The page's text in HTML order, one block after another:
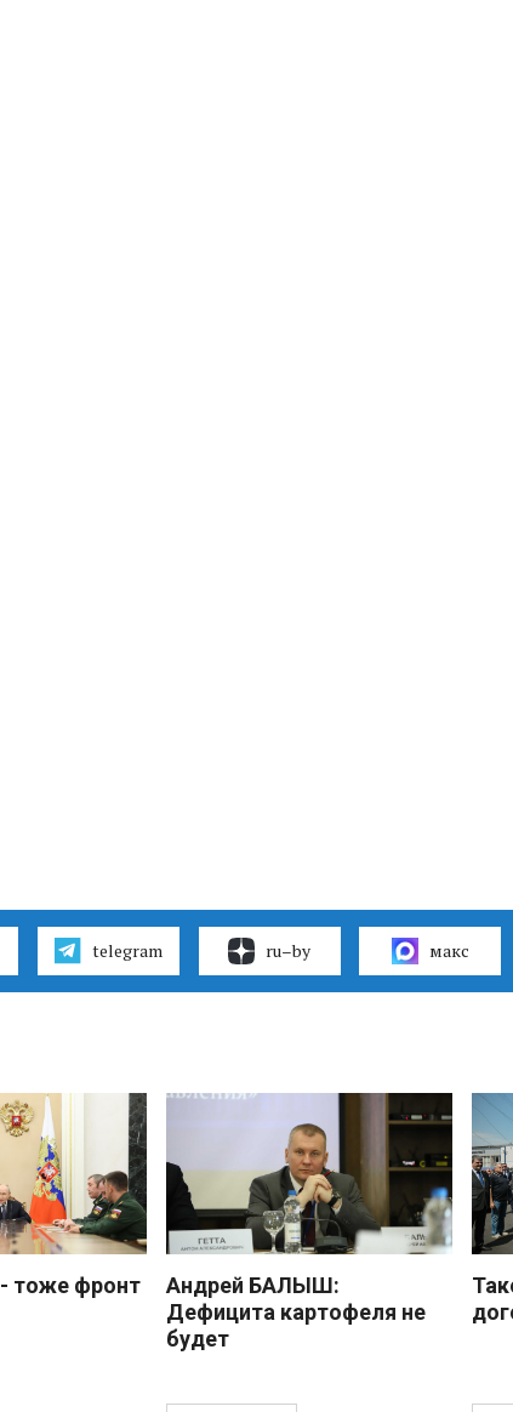
telegram ru–by макс
тоже фронт
Андрей БАЛЫШ:
Дефицита картофеля не
будет